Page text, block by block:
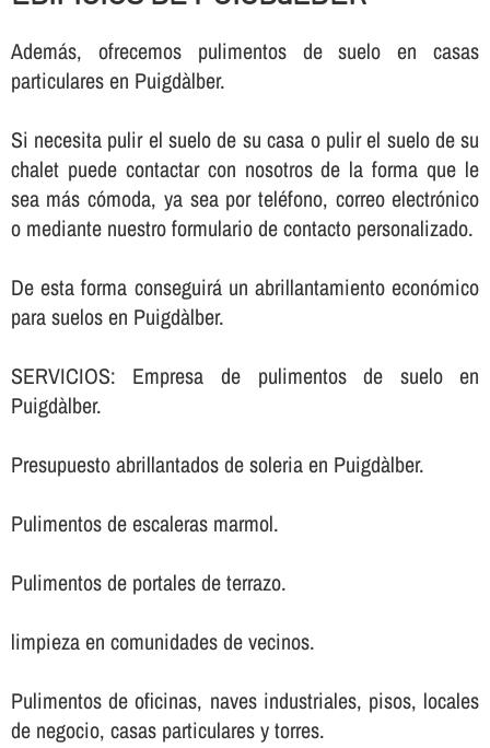
Además, ofrecemos pulimentos de suelo en casas
particulares en Puigdàlber.
Si necesita pulir el suelo de su casa o pulir el suelo de su
chalet puede contactar con nosotros de la forma que le
sea más cómoda, ya sea por teléfono, correo electrónico
o mediante nuestro formulario de contacto personalizado.
De esta forma conseguirá un abrillantamiento económico
para suelos en Puigdàlber.
SERVICIOS: Empresa de pulimentos de suelo en
Puigdàlber.
Presupuesto abrillantados de soleria en Puigdàlber.
Pulimentos de escaleras marmol.
Pulimentos de portales de terrazo.
limpieza en comunidades de vecinos.
Pulimentos de oficinas, naves industriales, pisos, locales
de negocio, casas particulares y torres.